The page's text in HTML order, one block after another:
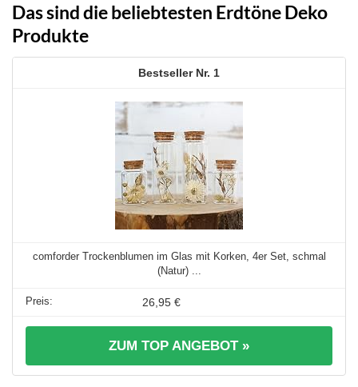
Das sind die beliebtesten Erdtöne Deko
Produkte
1
comforder Trockenblumen im Glas mit Korken, 4er Set, schmal
(Natur) ...
26,95 €
ZUM TOP ANGEBOT »